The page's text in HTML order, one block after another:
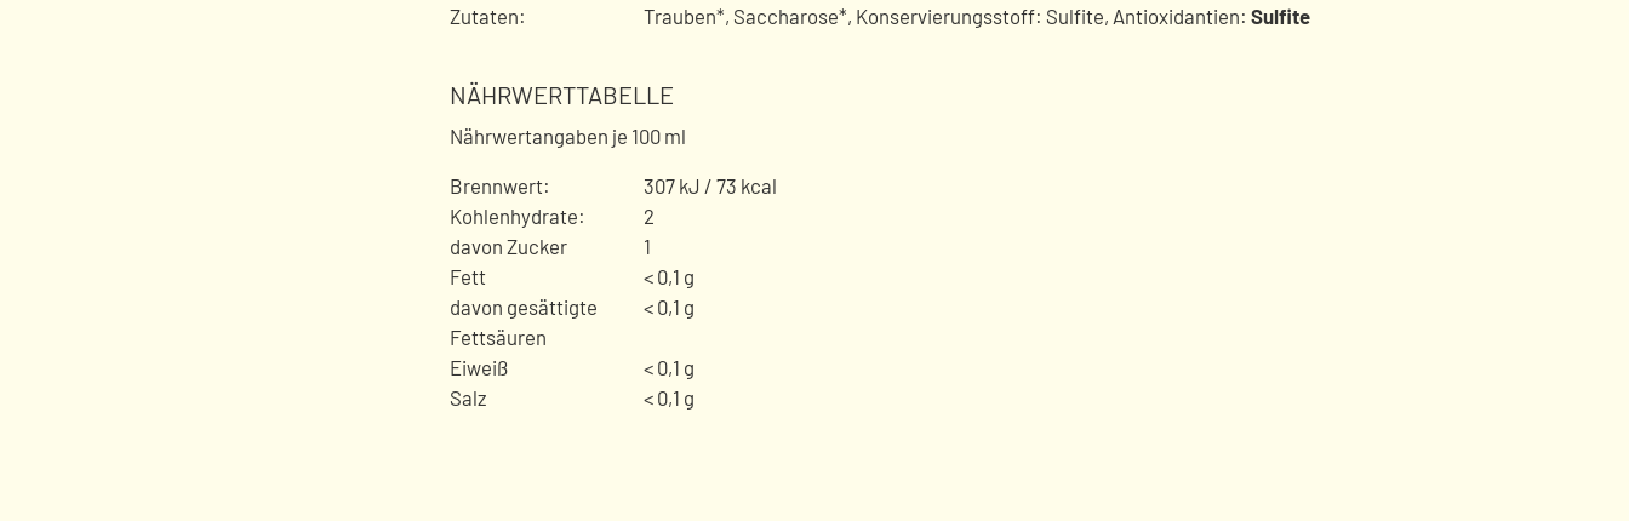
Zutaten:
Trauben*, Saccharose*, Konservierungsstoff: Sulfite, Antioxidantien:Sulfite
NÄHRWERTTABELLE
Nährwertangaben je 100 ml
Brennwert:
307 kJ / 73 kcal
Kohlenhydrate:
2
davon Zucker
1
Fett
< 0,1 g
davon gesättigte
Fettsäuren
< 0,1 g
Eiweiß
< 0,1 g
Salz
< 0,1 g